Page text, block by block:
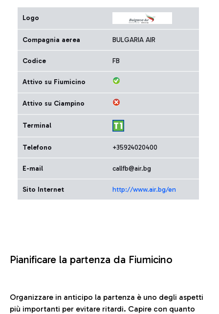
Logo
Compagnia aerea BULGARIA AIR
Codice FB
Attivo su Fiumicino
Attivo su Ciampino
Terminal
Telefono +35924020400
E-mail callfb@air.bg
Sito Internet http://www.air.bg/en
Pianificare la partenza da Fiumicino
Organizzare in anticipo la partenza è uno degli aspetti
più importanti per evitare ritardi. Capire con quanto